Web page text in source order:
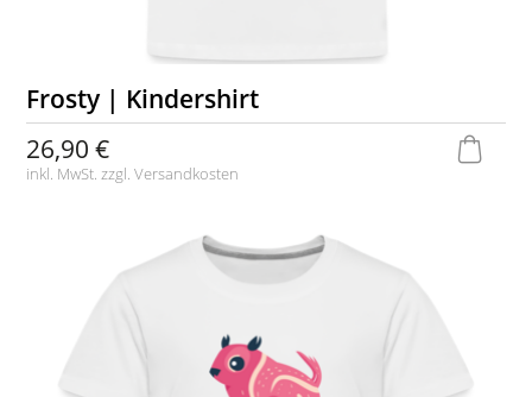
Frosty | Kindershirt
26,90 €
inkl. MwSt. zzgl.Versandkosten